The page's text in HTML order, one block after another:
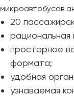
микроавтобусов
20
рациональная
просторное
формата;
удобная
узнаваемая
Тольятти
Томск
Тула
Тюмень